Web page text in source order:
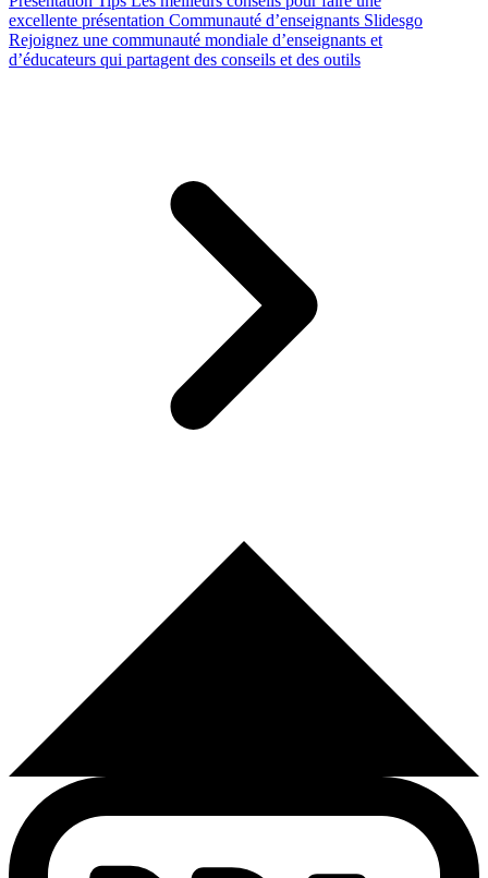
excellente présentation Communauté d’enseignants Slidesgo
Rejoignez une communauté mondiale d’enseignants et
d’éducateurs qui partagent des conseils et des outils